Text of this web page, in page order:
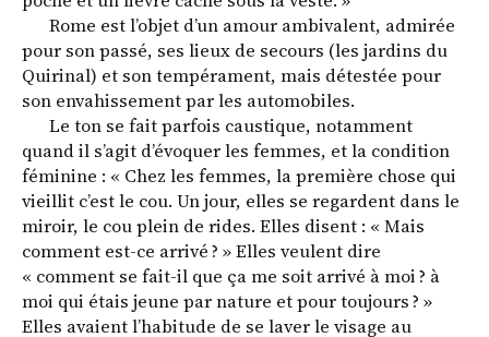
Rome est l’objet d’un amour ambivalent, admirée
pour son passé, ses lieux de secours (les jardins du
Quirinal) et son tempérament, mais détestée pour
son envahissement par les automobiles.
Le ton se fait parfois caustique, notamment
quand il s’agit d’évoquer les femmes, et la condition
féminine : « Chez les femmes, la première chose qui
vieillit c’est le cou. Un jour, elles se regardent dans le
miroir, le cou plein de rides. Elles disent : « Mais
comment est-ce arrivé ? » Elles veulent dire
« comment se fait-il que ça me soit arrivé à moi ? à
moi qui étais jeune par nature et pour toujours ? »
Elles avaient l’habitude de se laver le visage au